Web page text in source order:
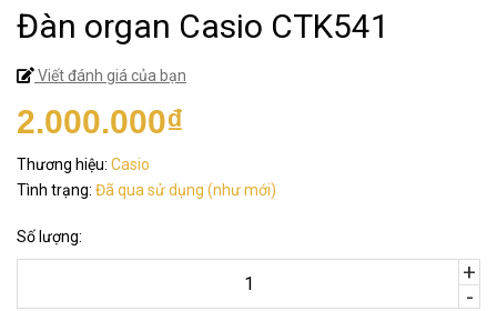
Đàn organ Casio CTK541
Viết đánh giá của bạn
2.000.000₫
Thương hiệu: Casio
Tình trạng: Đã qua sử dụng (như mới)
Số lượng:
-
+